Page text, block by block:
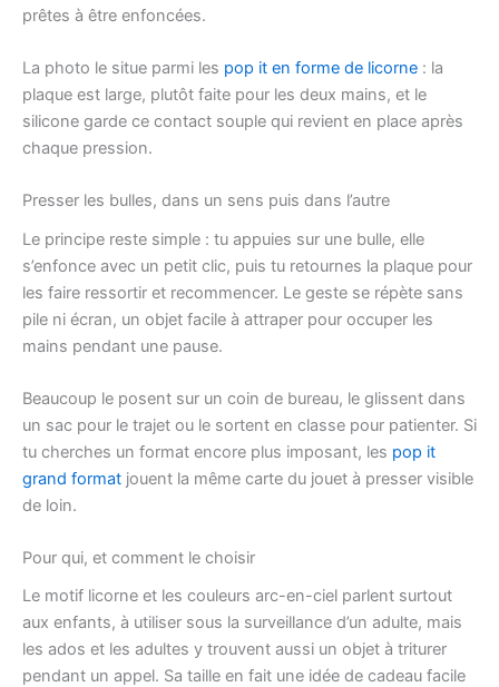
prêtes à être enfoncées.
La photo le situe parmi les pop it en forme de licorne : la
plaque est large, plutôt faite pour les deux mains, et le
silicone garde ce contact souple qui revient en place après
chaque pression.
Presser les bulles, dans un sens puis dans l’autre
Le principe reste simple : tu appuies sur une bulle, elle
s’enfonce avec un petit clic, puis tu retournes la plaque pour
les faire ressortir et recommencer. Le geste se répète sans
pile ni écran, un objet facile à attraper pour occuper les
mains pendant une pause.
Beaucoup le posent sur un coin de bureau, le glissent dans
un sac pour le trajet ou le sortent en classe pour patienter. Si
tu cherches un format encore plus imposant, les pop it
grand format jouent la même carte du jouet à presser visible
de loin.
Pour qui, et comment le choisir
Le motif licorne et les couleurs arc-en-ciel parlent surtout
aux enfants, à utiliser sous la surveillance d’un adulte, mais
les ados et les adultes y trouvent aussi un objet à triturer
pendant un appel. Sa taille en fait une idée de cadeau facile